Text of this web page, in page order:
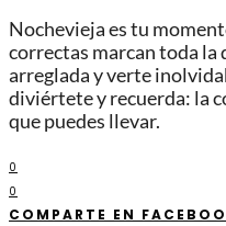
Nochevieja es tu
correctas marcan toda
arreglada y verte
diviértete y recuerda: la
que puedes llevar.
0
0
COMPARTE EN